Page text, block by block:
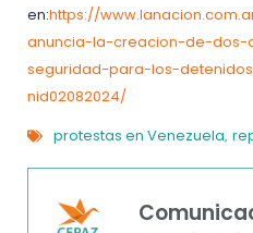
en:https://
anuncia-la-creacion-de-
seguridad-para-los-
nid02082024/
protestas en Venezuela,